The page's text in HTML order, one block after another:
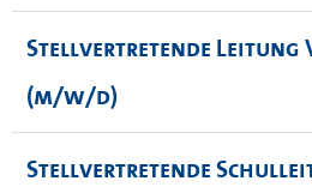
Stellvertretende Leitung
(m/w/d)
Stellvertretende